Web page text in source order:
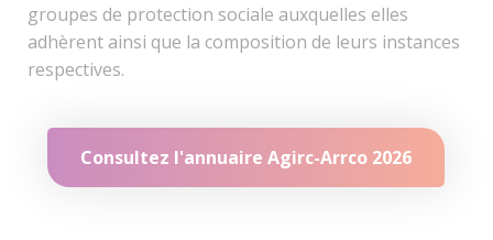
groupes de protection sociale auxquelles elles
adhèrent ainsi que la composition de leurs instances
respectives.
Consultez l'annuaire Agirc-Arrco 2026